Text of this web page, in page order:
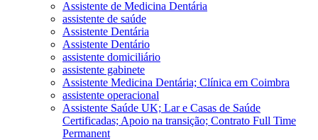
Assistente de Medicina Dentária
assistente de saúde
Assistente Dentária
Assistente Dentário
assistente domiciliário
assistente gabinete
Assistente Medicina Dentária; Clínica em Coimbra
assistente operacional
Assistente Saúde UK; Lar e Casas de Saúde
Certificadas; Apoio na transição; Contrato Full Time
Permanent